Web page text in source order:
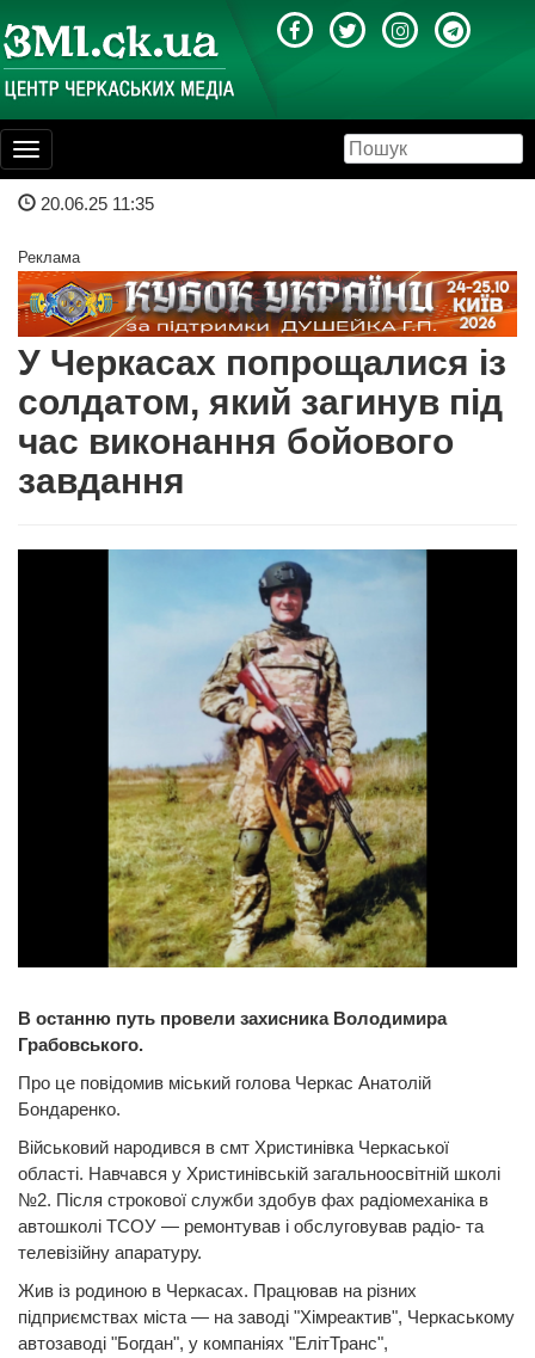
Toggle
navigation
20.06.25 11:35
Реклама
У Черкасах попрощалися із
солдатом, який загинув під
час виконання бойового
завдання
В останню путь провели захисника Володимира
Грабовського.
Про це повідомив міський голова Черкас Анатолій
Бондаренко.
Військовий народився в смт Христинівка Черкаської
області. Навчався у Христинівській загальноосвітній школі
№2. Після строкової служби здобув фах радіомеханіка в
автошколі ТСОУ — ремонтував і обслуговував радіо- та
телевізійну апаратуру.
Жив із родиною в Черкасах. Працював на різних
підприємствах міста — на заводі "Хімреактив", Черкаському
автозаводі "Богдан", у компаніях "ЕлітТранс",